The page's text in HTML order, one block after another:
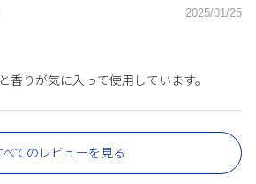
2025/01/25
香りが気に入って使用しています。
べてのレビューを見る